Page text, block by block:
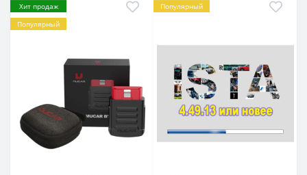
Хит продаж
Популярный
Популярный